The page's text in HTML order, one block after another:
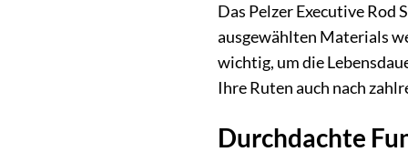
Das Pelzer Executive
ausgewählten Materials
wichtig, um die
Ihre Ruten auch nach
Durchdachte